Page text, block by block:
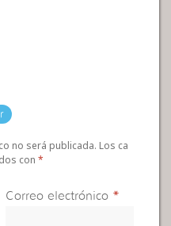
no será publicada. Los ca
con*
Correo electrónico *